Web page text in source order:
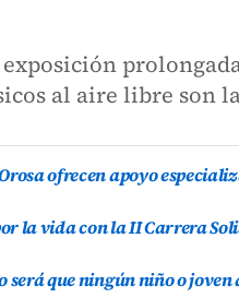
al aire libre son
ofrecen apoyo
la vida con la II Carrera
que ningún niño o joven